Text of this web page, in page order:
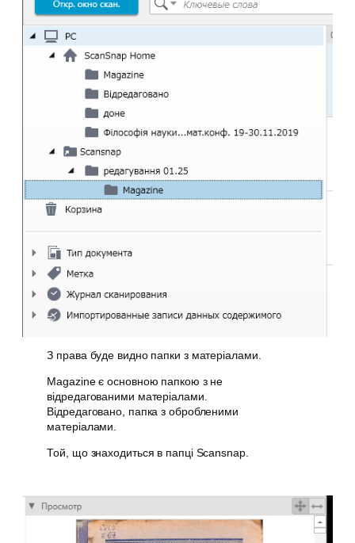
З права буде видно папки з матеріалами.
Magazine є основною папкою з не
відредагованими матеріалами.
Відредаговано, папка з обробленими
матеріалами.
Той, що знаходиться в папці Scansnap.